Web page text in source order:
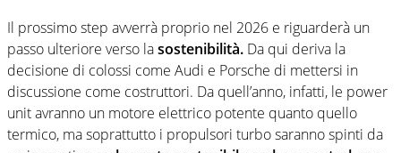
Il prossimo step avverrà proprio nel 2026 e riguarderà un
passo ulteriore verso lasostenibilità. Da qui deriva la
decisione di colossi come Audi e Porsche di mettersi in
discussione come costruttori. Da quell’anno, infatti, le power
unit avranno un motore elettrico potente quanto quello
termico, ma soprattutto i propulsori turbo saranno spinti da